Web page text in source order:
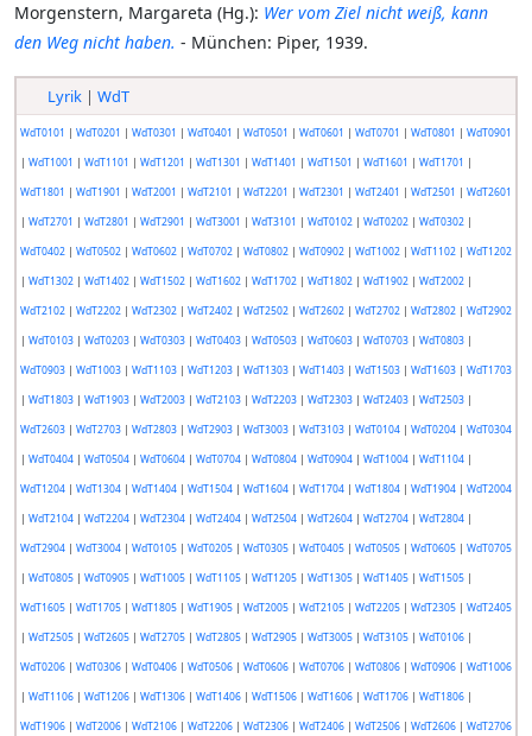
Morgenstern, Margareta (Hg.): Wer vom Ziel nicht weiß, kann
den Weg nicht haben. - München: Piper, 1939.
Lyrik| WdT
WdT0101 | WdT0201 | WdT0301 | WdT0401 | WdT0501 | WdT0601 | WdT0701 | WdT0801 | WdT0901
| WdT1001 | WdT1101 | WdT1201 | WdT1301 | WdT1401 | WdT1501 | WdT1601 | WdT1701 |
WdT1801 | WdT1901 | WdT2001 | WdT2101 | WdT2201 | WdT2301 | WdT2401 | WdT2501 | WdT2601
| WdT2701 | WdT2801 | WdT2901 | WdT3001 | WdT3101 | WdT0102| WdT0202| WdT0302|
WdT0402| WdT0502| WdT0602| WdT0702| WdT0802| WdT0902| WdT1002| WdT1102| WdT1202
| WdT1302| WdT1402| WdT1502| WdT1602| WdT1702| WdT1802| WdT1902| WdT2002|
WdT2102| WdT2202| WdT2302| WdT2402| WdT2502| WdT2602| WdT2702| WdT2802| WdT2902
| WdT0103| WdT0203| WdT0303| WdT0403| WdT0503| WdT0603| WdT0703| WdT0803|
WdT0903| WdT1003| WdT1103| WdT1203| WdT1303| WdT1403| WdT1503| WdT1603| WdT1703
| WdT1803| WdT1903| WdT2003| WdT2103| WdT2203| WdT2303| WdT2403| WdT2503|
WdT2603| WdT2703| WdT2803| WdT2903| WdT3003| WdT3103| WdT0104| WdT0204| WdT0304
| WdT0404| WdT0504| WdT0604| WdT0704| WdT0804| WdT0904| WdT1004| WdT1104|
WdT1204| WdT1304| WdT1404| WdT1504| WdT1604| WdT1704| WdT1804| WdT1904| WdT2004
| WdT2104| WdT2204| WdT2304| WdT2404| WdT2504| WdT2604| WdT2704| WdT2804|
WdT2904| WdT3004| WdT0105| WdT0205| WdT0305| WdT0405| WdT0505| WdT0605| WdT0705
| WdT0805| WdT0905| WdT1005| WdT1105| WdT1205| WdT1305| WdT1405| WdT1505|
WdT1605| WdT1705| WdT1805| WdT1905| WdT2005| WdT2105| WdT2205| WdT2305| WdT2405
| WdT2505| WdT2605| WdT2705| WdT2805| WdT2905| WdT3005| WdT3105| WdT0106|
WdT0206| WdT0306| WdT0406| WdT0506| WdT0606| WdT0706| WdT0806| WdT0906| WdT1006
| WdT1106| WdT1206| WdT1306| WdT1406| WdT1506| WdT1606| WdT1706| WdT1806|
WdT1906| WdT2006| WdT2106| WdT2206| WdT2306| WdT2406| WdT2506| WdT2606| WdT2706